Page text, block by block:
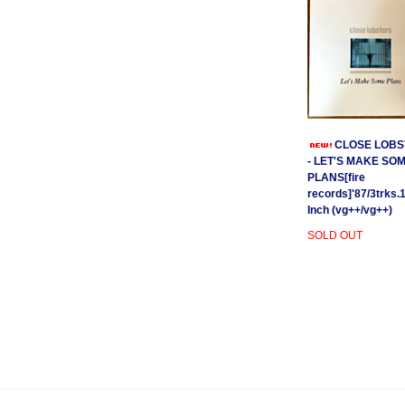
CLOSE
- LET'S MAKE
PLANS[fire
records]'87/
Inch (vg++/vg++)
SOLD OUT